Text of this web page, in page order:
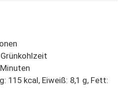
115 kcal, Eiweiß: 8,1 g, Fett: